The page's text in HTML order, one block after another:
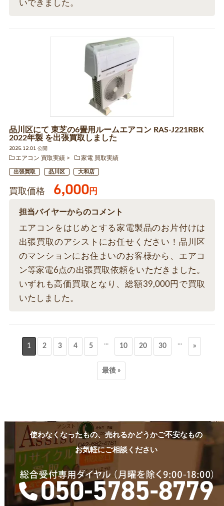
いできました。
品川区にて 東芝の6畳用ルームエアコン RAS-J221RBK
2022年製 を出張買取しました
2025.12.01 公開
エアコン 買取実績
家電 買取実績
出張買取 品川区 大和店
買取価格 6,000円
担当バイヤーからのコメント
エアコンをはじめとする家電製品のお片付けは
出張買取のアシストにお任せください！品川区
のマンションにお住まいのお客様から、エアコ
ン等家電6点の出張買取依頼をいただきました。
いずれも高価買取となり、総額39,000円で買取
いたしました。
1 2 3 4 5 ... 10 20 30 ... »
最後 »
使わなくなったもの、売れるかどうかご不安なもの
お気軽にご相談ください